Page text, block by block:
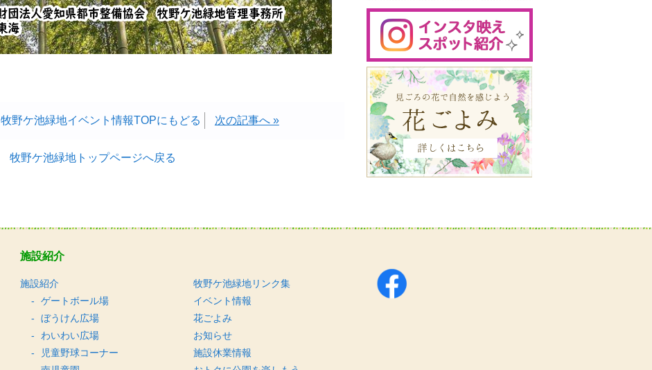
牧野ケ池緑地イベント情報TOPにもどる 次の記事へ »
牧野ケ池緑地トップページへ戻る
施設紹介
施設紹介
ゲートボール場
ぼうけん広場
わいわい広場
児童野球コーナー
牧野ケ池緑地リンク集
イベント情報
花ごよみ
お知らせ
施設休業情報